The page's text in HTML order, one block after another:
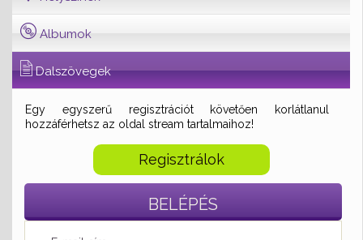
Albumok
Dalszövegek
Egy egyszerű regisztrációt követően korlátlanul
hozzáférhetsz az oldal stream tartalmaihoz!
Regisztrálok
BELÉPÉS